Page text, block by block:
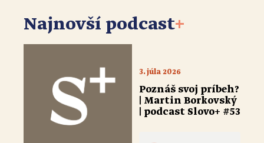
Najnovší podcast+
3. júla 2026
Poznáš svoj príbeh?
| Martin Borkovský
| podcast Slovo+ #53